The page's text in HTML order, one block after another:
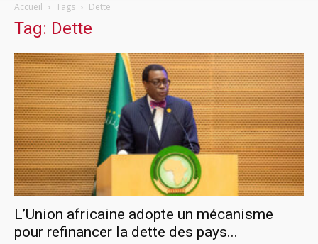
Accueil Tags Dette
Tag: Dette
L’Union africaine adopte un mécanisme
pour refinancer la dette des pays...